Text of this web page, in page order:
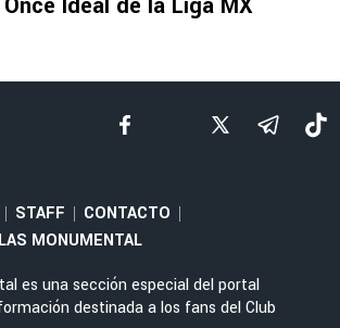
de Guillermo Almada sobre la
Cervantes ante San Diego